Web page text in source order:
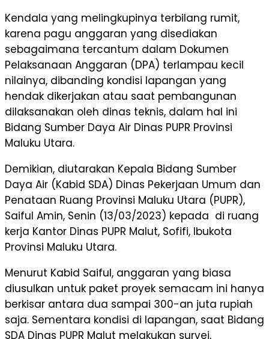
Kendala yang melingkupinya terbilang rumit,
karena pagu anggaran yang disediakan
sebagaimana tercantum dalam Dokumen
Pelaksanaan Anggaran (DPA) terlampau kecil
nilainya, dibanding kondisi lapangan yang
hendak dikerjakan atau saat pembangunan
dilaksanakan oleh dinas teknis, dalam hal ini
Bidang Sumber Daya Air Dinas PUPR Provinsi
Maluku Utara.
Demikian, diutarakan Kepala Bidang Sumber
Daya Air (Kabid SDA) Dinas Pekerjaan Umum dan
Penataan Ruang Provinsi Maluku Utara (PUPR),
Saiful Amin, Senin (13/03/2023) kepada di ruang
kerja Kantor Dinas PUPR Malut, Sofifi, Ibukota
Provinsi Maluku Utara.
Menurut Kabid Saiful, anggaran yang biasa
diusulkan untuk paket proyek semacam ini hanya
berkisar antara dua sampai 300-an juta rupiah
saja. Sementara kondisi di lapangan, saat Bidang
SDA Dinas PUPR Malut melakukan survei,